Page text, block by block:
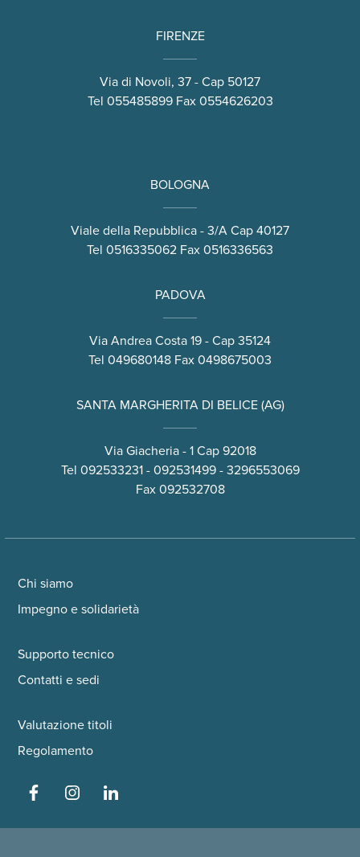
FIRENZE
Via di Novoli, 37 - Cap 50127
Tel 055485899Fax 0554626203
BOLOGNA
Viale della Repubblica - 3/A Cap 40127
Tel 0516335062 Fax 0516336563
PADOVA
Via Andrea Costa 19 - Cap 35124
Tel 049680148 Fax 0498675003
SANTA MARGHERITA DI BELICE (AG)
Via Giacheria - 1 Cap 92018
Tel 092533231- 092531499- 3296553069
Fax 092532708
Chi siamo
Impegno e solidarietà
Supporto tecnico
Contatti e sedi
Valutazione titoli
Regolamento